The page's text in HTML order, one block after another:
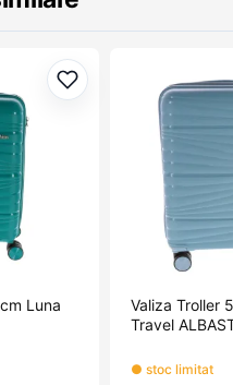
Adaugă la favorite
Luna
Valiza Troller
Travel
● stoc limitat